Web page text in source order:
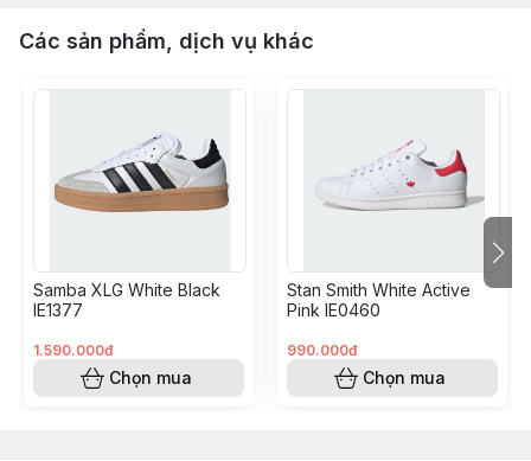
Các sản phẩm, dịch vụ khác
Samba XLG White Black
IE1377
1.590.000đ
Chọn mua
Stan Smith White Active
Pink IE0460
990.000đ
Chọn mua